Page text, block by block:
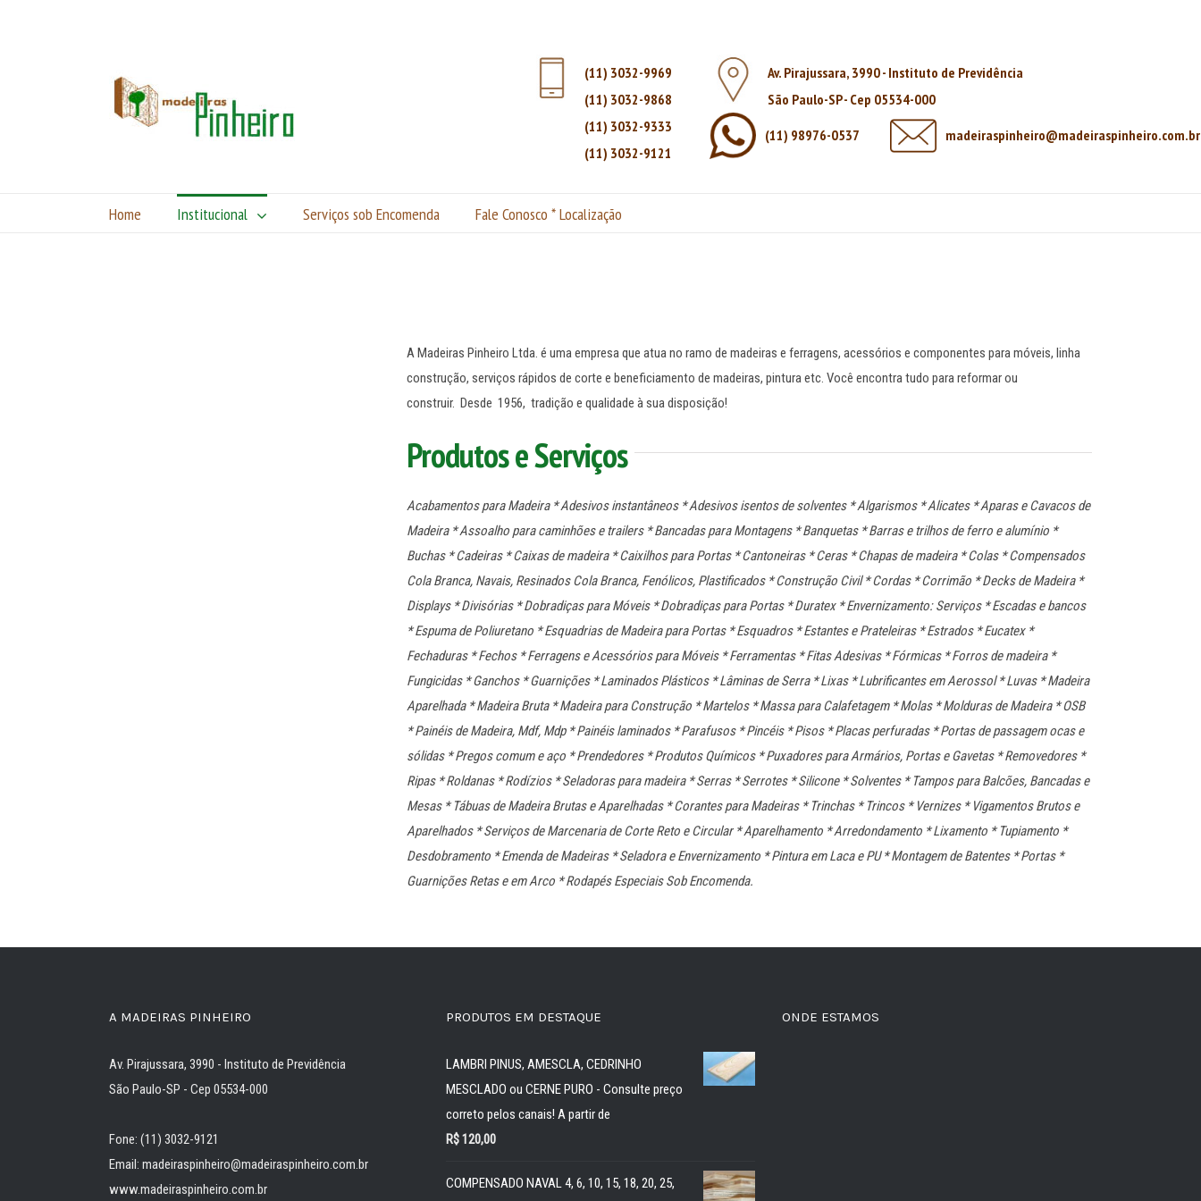
(11) 3032-9969
(11) 3032-9868
(11) 3032-9333
(11) 3032-9121
Av. Pirajussara, 3990 - Instituto de Previdência
São Paulo-SP - Cep 05534-000
(11) 98976-0537
madeiraspinheiro@madeiraspinheiro.com.br
Home Institucional Serviços sob Encomenda Fale Conosco * Localização
A Madeiras Pinheiro Ltda. é uma empresa que atua no ramo de madeiras e ferragens, acessórios e componentes para móveis, linha
construção, serviços rápidos de corte e beneficiamento de madeiras, pintura etc. Você encontra tudo para reformar ou
construir. Desde 1956, tradição e qualidade à sua disposição!
Produtos e Serviços
Acabamentos para Madeira * Adesivos instantâneos * Adesivos isentos de solventes * Algarismos * Alicates * Aparas e Cavacos de
Madeira * Assoalho para caminhões e trailers * Bancadas para Montagens * Banquetas * Barras e trilhos de ferro e alumínio *
Buchas * Cadeiras * Caixas de madeira * Caixilhos para Portas * Cantoneiras * Ceras * Chapas de madeira * Colas * Compensados
Cola Branca, Navais, Resinados Cola Branca, Fenólicos, Plastificados * Construção Civil * Cordas * Corrimão * Decks de Madeira *
Displays * Divisórias * Dobradiças para Móveis * Dobradiças para Portas * Duratex * Envernizamento: Serviços * Escadas e bancos
* Espuma de Poliuretano * Esquadrias de Madeira para Portas * Esquadros * Estantes e Prateleiras * Estrados * Eucatex *
Fechaduras * Fechos * Ferragens e Acessórios para Móveis * Ferramentas * Fitas Adesivas * Fórmicas * Forros de madeira *
Fungicidas * Ganchos * Guarnições * Laminados Plásticos * Lâminas de Serra * Lixas * Lubrificantes em Aerossol * Luvas * Madeira
Aparelhada * Madeira Bruta * Madeira para Construção * Martelos * Massa para Calafetagem * Molas * Molduras de Madeira * OSB
* Painéis de Madeira, Mdf, Mdp * Painéis laminados * Parafusos * Pincéis * Pisos * Placas perfuradas * Portas de passagem ocas e
sólidas * Pregos comum e aço * Prendedores * Produtos Químicos * Puxadores para Armários, Portas e Gavetas * Removedores *
Ripas * Roldanas * Rodízios * Seladoras para madeira * Serras * Serrotes * Silicone * Solventes * Tampos para Balcões, Bancadas e
Mesas * Tábuas de Madeira Brutas e Aparelhadas * Corantes para Madeiras * Trinchas * Trincos * Vernizes * Vigamentos Brutos e
Aparelhados * Serviços de Marcenaria de Corte Reto e Circular * Aparelhamento * Arredondamento * Lixamento * Tupiamento *
Desdobramento * Emenda de Madeiras * Seladora e Envernizamento * Pintura em Laca e PU * Montagem de Batentes * Portas *
Guarnições Retas e em Arco * Rodapés Especiais Sob Encomenda.
A MADEIRAS PINHEIRO
Av. Pirajussara, 3990 - Instituto de Previdência
São Paulo-SP - Cep 05534-000
Fone: (11) 3032-9121
Email: madeiraspinheiro@madeiraspinheiro.com.br
www.madeiraspinheiro.com.br
PRODUTOS EM DESTAQUE
LAMBRI PINUS, AMESCLA, CEDRINHO
MESCLADO ou CERNE PURO - Consulte preço
correto pelos canais! A partir de
R$120,00
COMPENSADO NAVAL 4, 6, 10, 15, 18, 20, 25,
ONDE ESTAMOS